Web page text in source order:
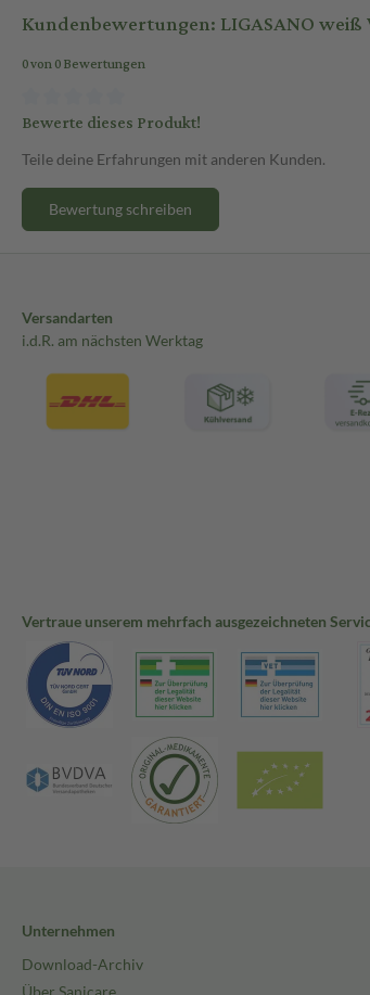
Kundenbewertungen: LIGASANO
0 von 0 Bewertungen
Bewerte dieses Produkt!
Teile deine Erfahrungen mit anderen Kunden.
Bewertung schreiben
Versandarten
i.d.R. am nächsten Werktag
Vertraue unserem mehrfach ausgezeichneten
Unternehmen
Download-Archiv
Über Sanicare